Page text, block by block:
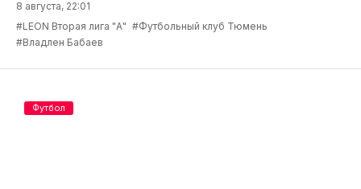
8 августа, 22:01
#LEON Вторая лига "А" #Футбольный клуб Тюмень
#Владлен Бабаев
Футбол